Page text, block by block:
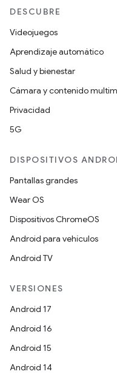
DESCUBRE
Videojuegos
Aprendizaje automático
Salud y bienestar
Cámara y contenido
Privacidad
5G
DISPOSITIVOS
Pantallas grandes
Wear OS
Dispositivos ChromeOS
Android para vehículos
Android TV
VERSIONES
Android 17
Android 16
Android 15
Android 14